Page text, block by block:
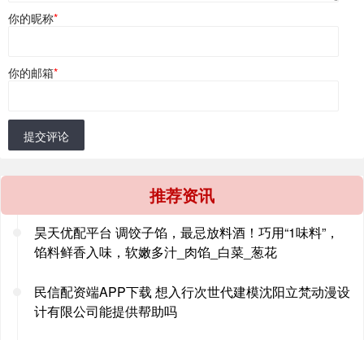
你的昵称*
你的邮箱*
提交评论
推荐资讯
昊天优配平台 调饺子馅，最忌放料酒！巧用“1味料”，
馅料鲜香入味，软嫩多汁_肉馅_白菜_葱花
民信配资端APP下载 想入行次世代建模沈阳立梵动漫设
计有限公司能提供帮助吗